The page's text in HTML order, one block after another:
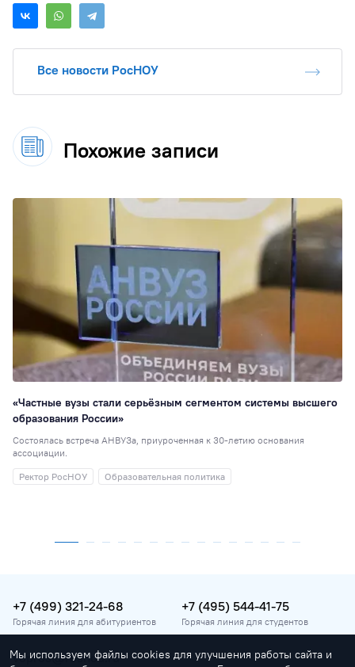
Все новости РосНОУ
Похожие записи
«Частные вузы стали серьёзным сегментом системы высшего
образования России»
Состоялась встреча АНВУЗа, приуроченная к 30-летию основания
ассоциации.
Ректор РосНОУ
Образовательная политика
+7 (499) 321-24-68
Горячая линия для абитуриентов
+7 (495) 544-41-75
Горячая линия для студентов
vopros@rosnou.ru
Мы используем файлы cookies для улучшения работы сайта и